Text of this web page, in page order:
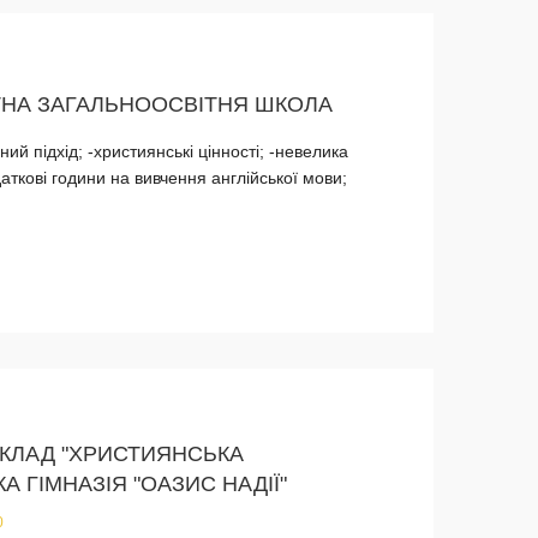
ЗАГАЛЬНООСВІТНЯ ШКОЛА
підхід; -християнські цінності; -невелика
години на вивчення англійської мови;
"ХРИСТИЯНСЬКА
ГІМНАЗІЯ "ОАЗИС НАДІЇ"